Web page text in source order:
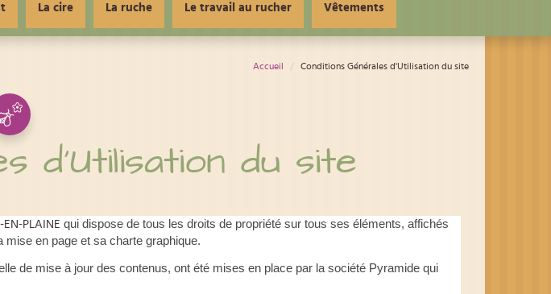
Accueil Conditions Générales d'Utilisation du site
d'Utilisation du site
EN-PLAINE qui dispose de tous les droits de propriété sur tous ses éléments, affichés
en page et sa charte graphique.
de mise à jour des contenus, ont été mises en place par la société Pyramide qui
La cire La ruche Le travail au rucher Vêtements